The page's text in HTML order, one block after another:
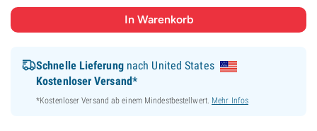
Schnelle Lieferungnach United States
Kostenloser Versand*
*Kostenloser Versand ab einem Mindestbestellwert. Mehr Infos